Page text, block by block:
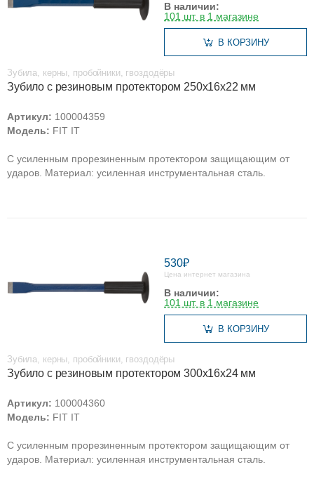
В наличии:
101 шт. в 1 магазине
В КОРЗИНУ
Зубила, керны, пробойники, гвоздодёры
Зубило с резиновым протектором 250х16х22 мм
Артикул: 100004359
Модель: FIT IT
С усиленным прорезиненным протектором защищающим от
ударов. Материал: усиленная инструментальная сталь.
530₽
Цена интернет магазина
В наличии:
101 шт. в 1 магазине
В КОРЗИНУ
Зубила, керны, пробойники, гвоздодёры
Зубило с резиновым протектором 300х16х24 мм
Артикул: 100004360
Модель: FIT IT
С усиленным прорезиненным протектором защищающим от
ударов. Материал: усиленная инструментальная сталь.